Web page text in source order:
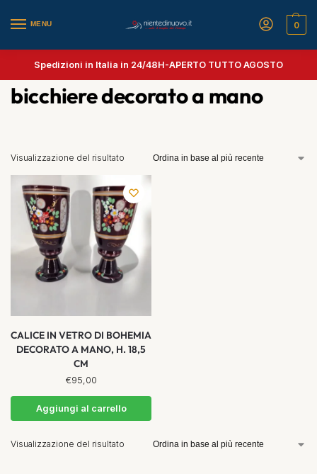
MENU 0
Spedizioni in Italia in 24/48H-APERTO TUTTO AGOSTO
bicchiere decorato a mano
Visualizzazione del risultato
CALICE IN VETRO DI BOHEMIA
DECORATO A MANO, H. 18,5
CM
€95,00
Aggiungi al carrello
Visualizzazione del risultato